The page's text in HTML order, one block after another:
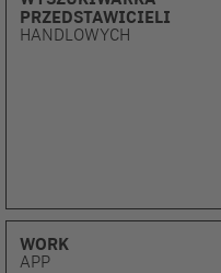
PRZEDSTAWICIELI
HANDLOWYCH
WORK
APP